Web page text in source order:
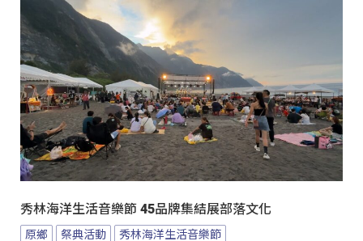
秀林海洋生活音樂節 45品牌集結展部落文化
原鄉 祭典活動 秀林海洋生活音樂節